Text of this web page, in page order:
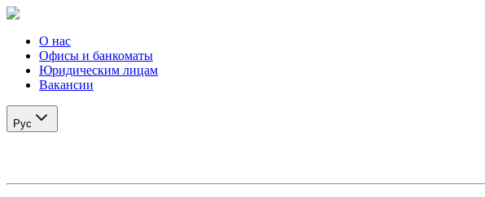
О нас
Офисы и банкоматы
Юридическим лицам
Вакансии
Рус